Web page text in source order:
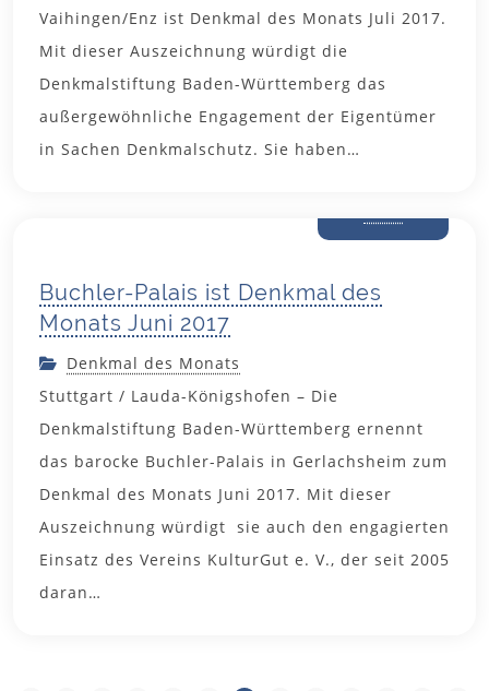
Vaihingen/Enz ist Denkmal des Monats Juli 2017.
Mit dieser Auszeichnung würdigt die
Denkmalstiftung Baden-Württemberg das
außergewöhnliche Engagement der Eigentümer
in Sachen Denkmalschutz. Sie haben…
Buchler-Palais ist Denkmal des
Monats Juni 2017
Denkmal des Monats
Stuttgart / Lauda-Königshofen – Die
Denkmalstiftung Baden-Württemberg ernennt
das barocke Buchler-Palais in Gerlachsheim zum
Denkmal des Monats Juni 2017. Mit dieser
Auszeichnung würdigt sie auch den engagierten
Einsatz des Vereins KulturGut e. V., der seit 2005
daran…